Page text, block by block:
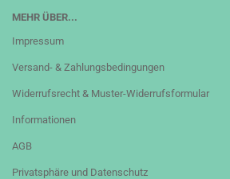
MEHR ÜBER...
Impressum
Versand- & Zahlungsbedingungen
Widerrufsrecht & Muster-Widerrufsformular
Informationen
AGB
Privatsphäre und Datenschutz